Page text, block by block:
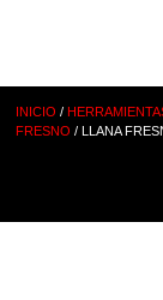
INICIO /
FRESNO / LLANA